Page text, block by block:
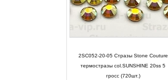
2SC052-20-05 Стразы Stone Couture
термостразы col.SUNSHINE 20ss 5
гросс (720шт.)